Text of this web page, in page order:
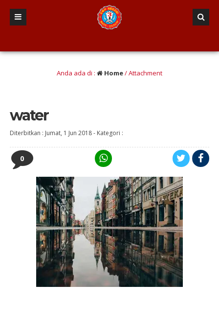
Anda ada di : Home/ Attachment
water
Diterbitkan : Jumat, 1 Jun 2018- Kategori :
0